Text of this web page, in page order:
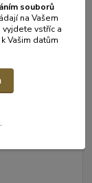
souborů
na Vašem
vstříc a
Vašim datům
.